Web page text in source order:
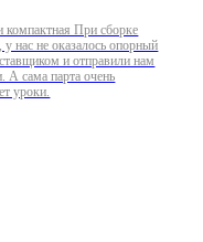
компактная При сборке
у нас не оказалось опорный
и отправили нам
сама парта очень
уроки.